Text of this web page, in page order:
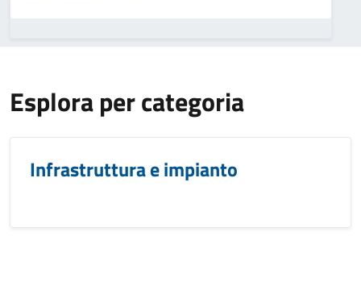
Esplora per categoria
Infrastruttura e impianto